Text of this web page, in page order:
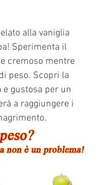
alla vaniglia
Sperimenta il
cremoso mentre
peso. Scopri la
gustosa per un
a raggiungere i